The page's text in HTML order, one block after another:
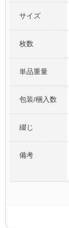
サイズ
枚数
単品重量
包装/梱入数
綴じ
備考